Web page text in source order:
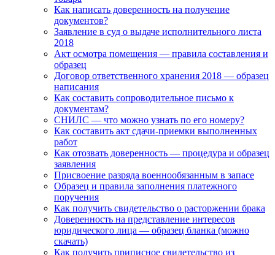
Как написать доверенность на получение
документов?
Заявление в суд о выдаче исполнительного листа
2018
Акт осмотра помещения — правила составления и
образец
Договор ответственного хранения 2018 — образец
написания
Как составить сопроводительное письмо к
документам?
СНИЛС — что можно узнать по его номеру?
Как составить акт сдачи-приемки выполненных
работ
Как отозвать доверенность — процедура и образец
заявления
Присвоение разряда военнообязанным в запасе
Образец и правила заполнения платежного
поручения
Как получить свидетельство о расторжении брака
Доверенность на представление интересов
юридического лица — образец бланка (можно
скачать)
Как получить приписное свидетельство из